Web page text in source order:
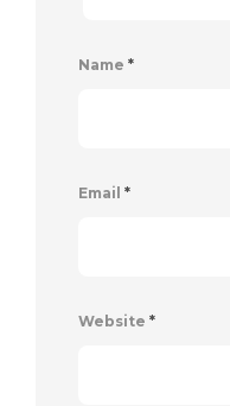
Name *
Email *
Website *